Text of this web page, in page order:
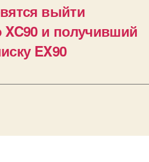
выйти
и получивший
EX90